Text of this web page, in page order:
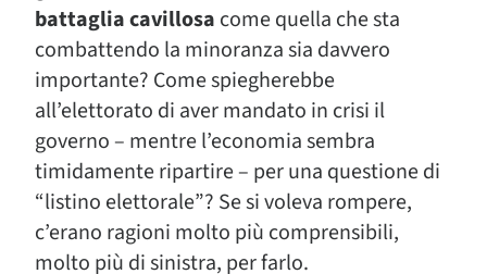
battaglia cavillosa come quella che sta
combattendo la minoranza sia davvero
importante? Come spiegherebbe
all’elettorato di aver mandato in crisi il
governo – mentre l’economia sembra
timidamente ripartire – per una questione di
“listino elettorale”? Se si voleva rompere,
c’erano ragioni molto più comprensibili,
molto più di sinistra, per farlo.